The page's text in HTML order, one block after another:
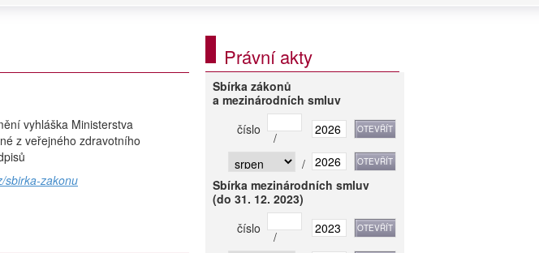
vyhláška Ministerstva
z veřejného zdravotního
sbirka-zakonu
Právní akty
Sbírka zákonů
a mezinárodních smluv
číslo
/
/
Sbírka mezinárodních smluv
(do 31. 12. 2023)
číslo
/